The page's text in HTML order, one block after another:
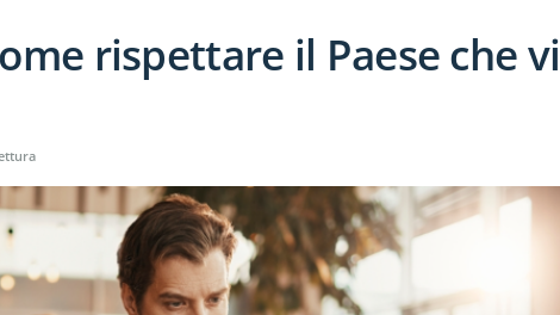
Utenti
rispettare il Paese che vi